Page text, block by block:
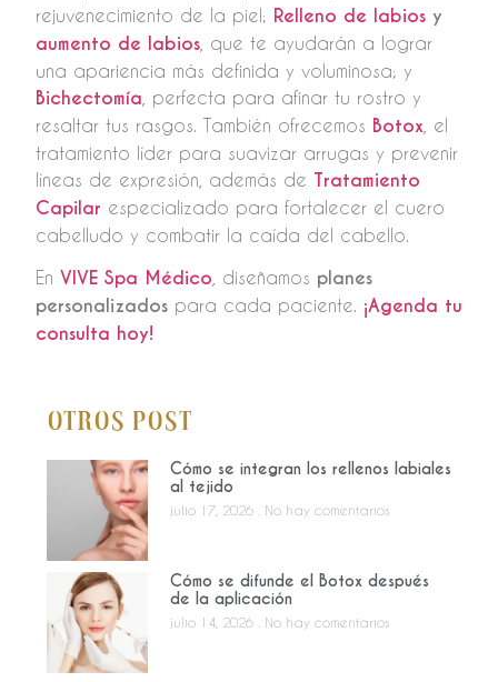
Otros Post
Cómo se integran los rellenos labiales
al tejido
julio 17, 2026 No hay comentarios
Cómo se difunde el Botox después
de la aplicación
julio 14, 2026 No hay comentarios
rejuvenecimiento de la piel; Relleno de labios y
aumento de labios , que te ayudarán a lograr
una apariencia más definida y voluminosa; y
Bichectomía , perfecta para afinar tu rostro y
resaltar tus rasgos. También ofrecemos Botox , el
tratamiento líder para suavizar arrugas y prevenir
líneas de expresión, además de Tratamiento
Capilar especializado para fortalecer el cuero
cabelludo y combatir la caída del cabello.
En VIVE Spa Médico , diseñamos planes
personalizados para cada paciente. ¡Agenda tu
consulta hoy!